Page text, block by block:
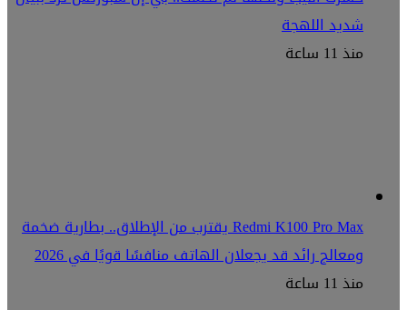
شديد اللهجة
منذ 11 ساعة
Redmi K100 Pro Max يقترب من الإطلاق.. بطارية ضخمة
ومعالج رائد قد يجعلان الهاتف منافسًا قويًا في 2026
منذ 11 ساعة